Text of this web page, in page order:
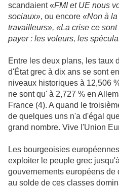
scandaient «FMI et UE nous
sociaux», ou encore «Non à
travailleurs», «La crise ce
payer : les voleurs, les
Entre les deux plans, les taux
d'Étatgrec à dix ans se sont
niveaux historiques à 12,506
ne sont qu' à 2,727 % en
France (4). A quand le
de quelques uns n'a d'égal
grand nombre. Vive l'Union
Les bourgeoisies
exploiter le peuple grec
gouvernements européens de
au solde de ces classes